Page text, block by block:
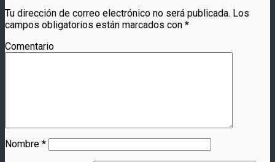
Tu dirección de correo electrónico no será publicada. Los
campos obligatorios están marcados con *
Comentario
Nombre *